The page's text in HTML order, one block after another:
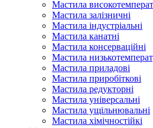
Мастила
Мастила залізничні
Мастила індустріальні
Мастила канатні
Мастила консерваційні
Мастила
Мастила приладові
Мастила приробіткові
Мастила редукторні
Мастила універсальні
Мастила ущільнювальні
Мастила хімічностійкі